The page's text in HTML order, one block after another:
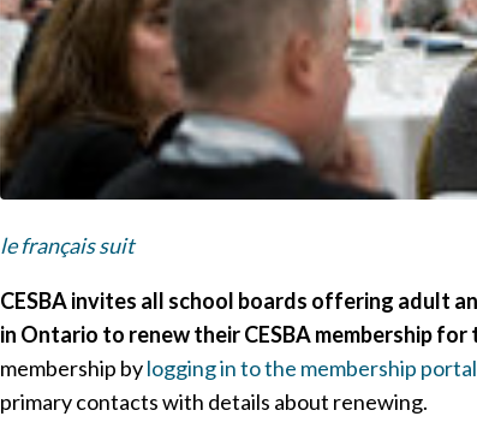
le français suit
CESBA invites all school boards offering adult
in Ontario to renew their CESBA membership for
membership bylogging in to the membership portal
primary contacts with details about renewing.